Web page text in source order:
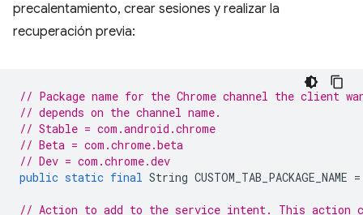
precalentamiento, crear sesiones y realizar la
recuperación previa:
// Package name for the Chrome channel the client
// depends on the channel name.
// Stable = com.android.chrome
// Beta = com.chrome.beta
// Dev = com.chrome.dev
public static final String CUSTOM_TAB_PACKAGE_NAME =
// Action to add to the service intent. This action